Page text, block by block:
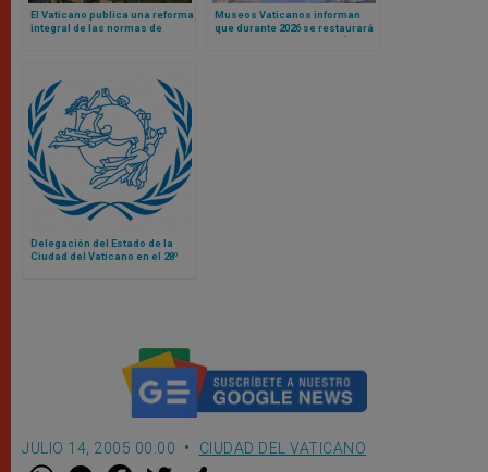
El Vaticano publica una reforma
integral de las normas de
Museos Vaticanos informan
que durante 2026 se restaurará
el Juicio Final de Miguel Ángel
Delegación del Estado de la
Ciudad del Vaticano en el 28º
JULIO 14, 2005 00:00 CIUDAD DEL VATICANO